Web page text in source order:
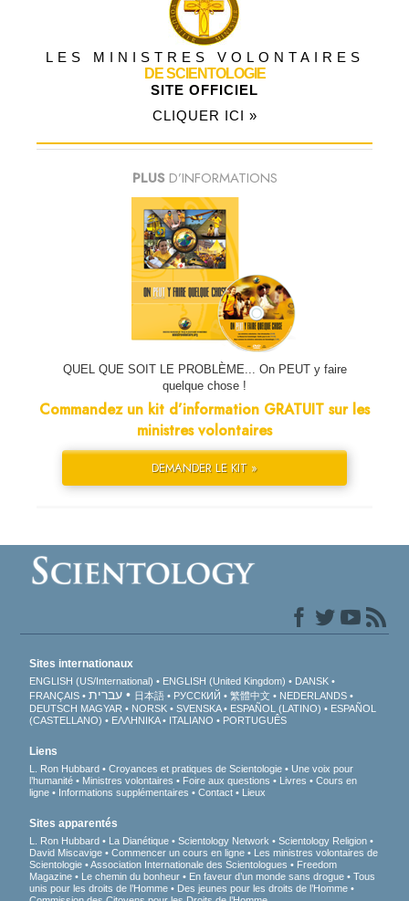
LES MINISTRES VOLONTAIRES
DE SCIENTOLOGIE
SITE OFFICIEL
CLIQUER ICI »
PLUS D’INFORMATIONS
QUEL QUE SOIT LE PROBLÈME... On PEUT y faire
quelque chose !
Commandez un kit d’information GRATUIT sur les
ministres volontaires
DEMANDER LE KIT »
Sites internationaux
ENGLISH (US/International) ENGLISH (United Kingdom)
DANSK
FRANÇAIS
עברית 日本語 РУССКИЙ 繁體中文
NEDERLANDS
DEUTSCH MAGYAR NORSK SVENSKA ESPAÑOL (LATINO)
ESPAÑOL
(CASTELLANO)
ΕΛΛΗΝΙΚA ITALIANO PORTUGUÊS
Liens
L. Ron Hubbard Croyances et pratiques de Scientologie
Une voix pour
l’humanité
Ministres volontaires Foire aux questions Livres
Cours en
ligne
Informations supplémentaires Contact Lieux
Sites apparentés
L. Ron Hubbard La Dianétique Scientology Network
Scientology Religion
David Miscavige
Commencer un cours en ligne
Les ministres volontaires de
Scientologie
Association Internationale des Scientologues
Freedom
Magazine
Le chemin du bonheur En faveur d’un monde sans drogue
Tous
unis pour les droits de l’Homme
Des jeunes pour les droits de l’Homme